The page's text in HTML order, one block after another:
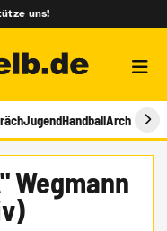
uns!
JugendHandballArchiv
Wegmann